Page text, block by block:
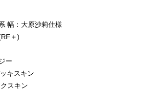
幅：大原沙莉仕様
＋)
ー
キスキン
スキン